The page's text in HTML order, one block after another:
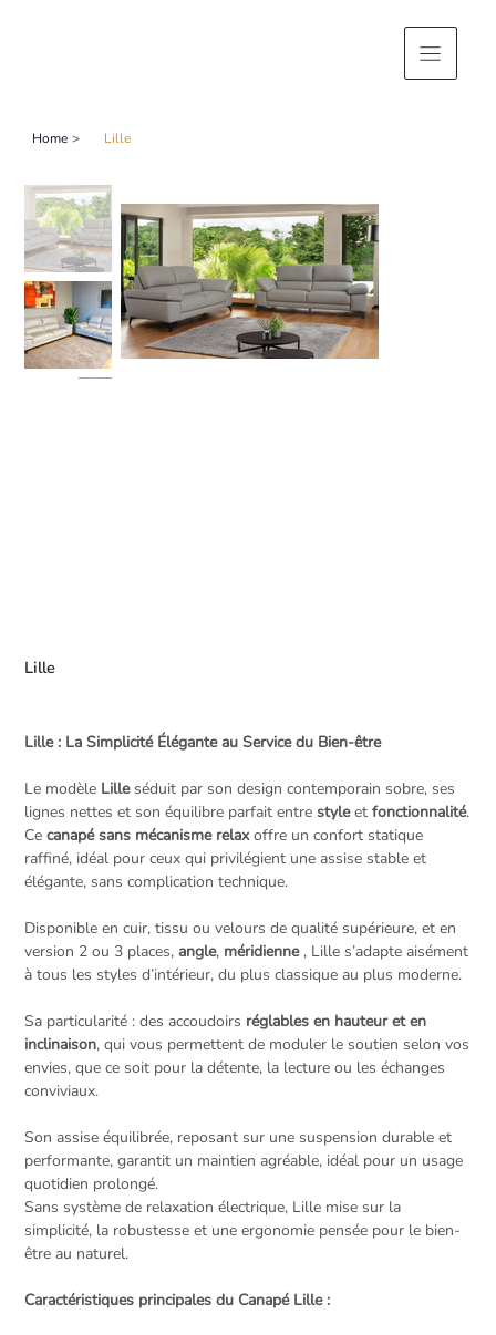
Home > Lille
Lille
Lille : La Simplicité Élégante au Service du Bien-être
Le modèle Lilleséduit par son design contemporain sobre, ses
lignes nettes et son équilibre parfait entrestyleetfonctionnalité.
Cecanapé sans mécanisme relaxoffre un confort statique
raffiné, idéal pour ceux qui privilégient une assise stable et
élégante, sans complication technique.
Disponible en cuir, tissu ou velours de qualité supérieure, et en
version 2 ou 3 places,angle, méridienne, Lille s’adapte aisément
à tous les styles d’intérieur, du plus classique au plus moderne.
Sa particularité : des accoudoirs réglables en hauteur et en
inclinaison, qui vous permettent de moduler le soutien selon vos
envies, que ce soit pour la détente, la lecture ou les échanges
conviviaux.
Son assise équilibrée, reposant sur une suspension durable et
performante, garantit un maintien agréable, idéal pour un usage
quotidien prolongé.
Sans système de relaxation électrique, Lille mise sur la
simplicité, la robustesse et une ergonomie pensée pour le bien-
être au naturel.
Caractéristiques principales du Canapé Lille :